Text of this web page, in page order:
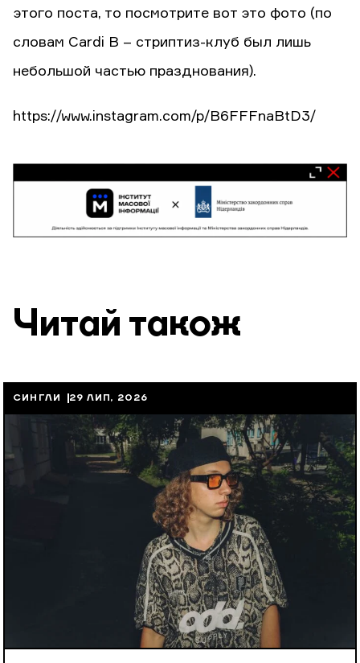
этого поста, то посмотрите вот это фото (по
словам Cardi B – стриптиз-клуб был лишь
небольшой частью празднования).
https://www.instagram.com/p/B6FFFnaBtD3/
Читай також
СИНГЛИ 29 ЛИП, 2026